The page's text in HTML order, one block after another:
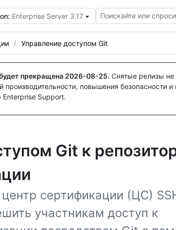
Enterprise Server 3.17 Поискайте или
Управление доступом Git
прекращена 2026-08-25. Снятые релизы не
производительности, повышения безопасности
Support.
Git к
сертификации (ЦС)
участникам доступ к